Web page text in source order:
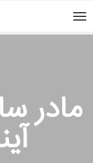
منو
مادر